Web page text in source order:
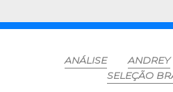
ANÁLISE ANDREY
SELEÇÃO